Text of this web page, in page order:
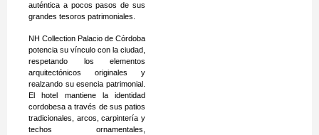
auténtica a pocos pasos de sus
grandes tesoros patrimoniales.
NH Collection Palacio de Córdoba
potencia su vínculo con la ciudad,
respetando los elementos
arquitectónicos originales y
realzando su esencia patrimonial.
El hotel mantiene la identidad
cordobesa a través de sus patios
tradicionales, arcos, carpintería y
techos ornamentales,